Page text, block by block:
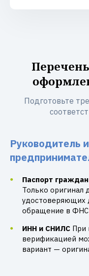
Подготовьте
Руководитель
Паспорт
Только оригинал
удостоверяющих
обращение в ФНС
ИНН и СНИЛС При
верификацией
вариант —